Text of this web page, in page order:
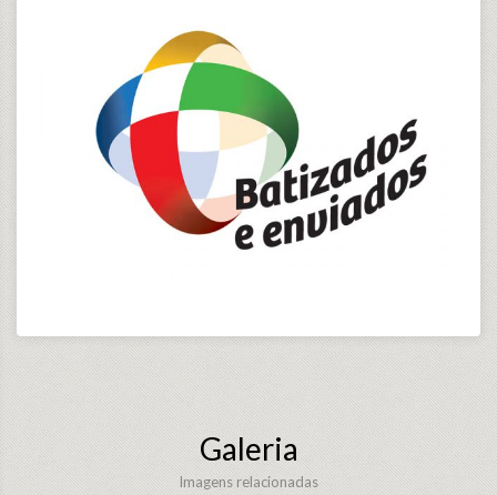
Galeria
Imagens relacionadas